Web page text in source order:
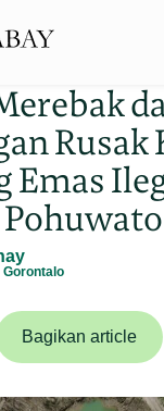
Rusak
Emas
Gorontalo
Bagikan article